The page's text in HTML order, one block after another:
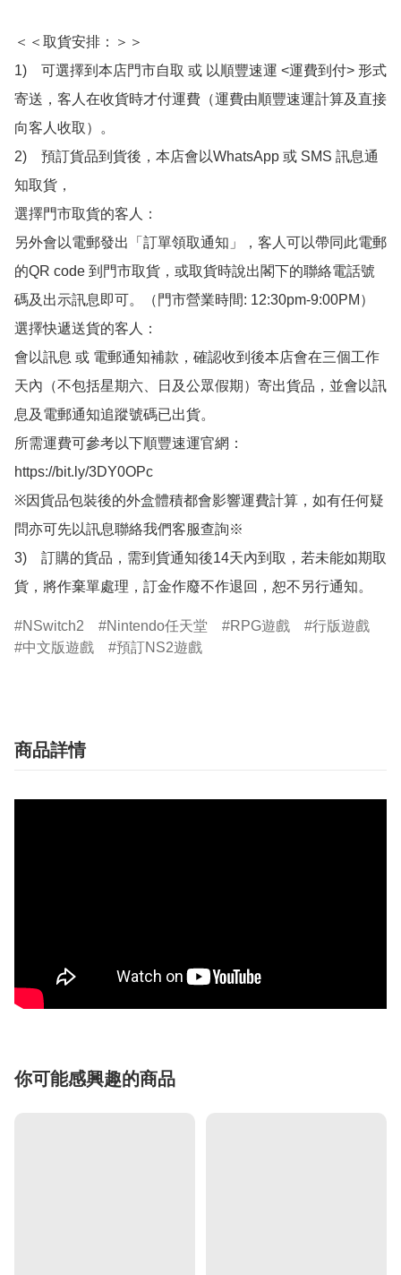
＜＜取貨安排：＞＞
1)　可選擇到本店門市自取 或 以順豐速運 <運費到付> 形式
寄送，客人在收貨時才付運費（運費由順豐速運計算及直接
向客人收取）。
2)　預訂貨品到貨後，本店會以WhatsApp 或 SMS 訊息通
知取貨，
選擇門市取貨的客人：
另外會以電郵發出「訂單領取通知」，客人可以帶同此電郵
的QR code 到門市取貨，或取貨時說出閣下的聯絡電話號
碼及出示訊息即可。（門市營業時間: 12:30pm-9:00PM）
選擇快遞送貨的客人：
會以訊息 或 電郵通知補款，確認收到後本店會在三個工作
天內（不包括星期六、日及公眾假期）寄出貨品，並會以訊
息及電郵通知追蹤號碼已出貨。
所需運費可參考以下順豐速運官網：
https://bit.ly/3DY0OPc
※因貨品包裝後的外盒體積都會影響運費計算，如有任何疑
問亦可先以訊息聯絡我們客服查詢※
3)　訂購的貨品，需到貨通知後14天內到取，若未能如期取
貨，將作棄單處理，訂金作廢不作退回，恕不另行通知。
NSwitch2 Nintendo任天堂 RPG遊戲
行版遊戲
中文版遊戲
預訂NS2遊戲
商品詳情
你可能感興趣的商品